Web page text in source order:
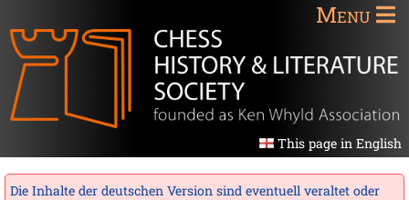
Menu
This page in English
Die Inhalte der deutschen Version sind eventuell veraltet oder